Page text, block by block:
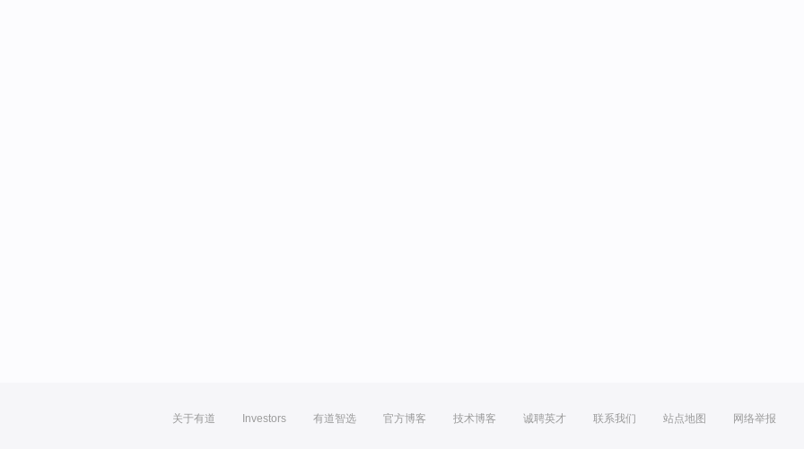
关于有道 Investors 有道智选 官方博客 技术博客 诚聘英才 联系我们 站点地图 网络举报